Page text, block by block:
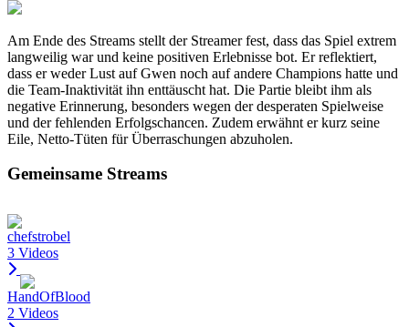
Am Ende des Streams stellt der Streamer fest, dass das Spiel extrem
langweilig war und keine positiven Erlebnisse bot. Er reflektiert,
dass er weder Lust auf Gwen noch auf andere Champions hatte und
die Team-Inaktivität ihn enttäuscht hat. Die Partie bleibt ihm als
negative Erinnerung, besonders wegen der desperaten Spielweise
und der fehlenden Erfolgschancen. Zudem erwähnt er kurz seine
Eile, Netto-Tüten für Überraschungen abzuholen.
Gemeinsame Streams
chefstrobel
3 Videos
HandOfBlood
2 Videos